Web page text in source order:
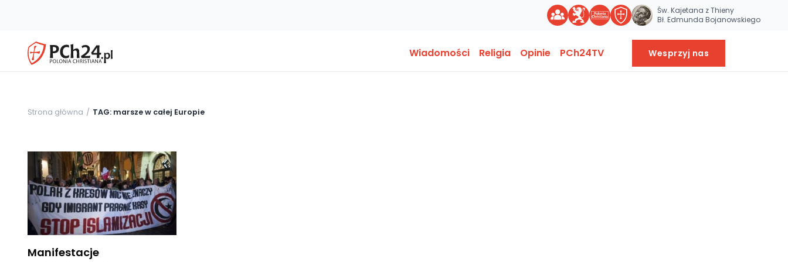
Św. Kajetana z Thieny
Bł. Edmunda Bojanowskiego
Wiadomości Religia Opinie PCh24TV Wesprzyj nas
Strona główna TAG: marsze w całej Europie
Manifestacje